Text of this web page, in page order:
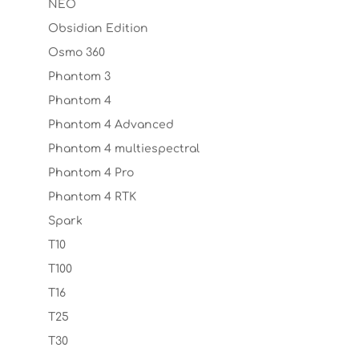
NEO
Obsidian Edition
Osmo 360
Phantom 3
Phantom 4
Phantom 4 Advanced
Phantom 4 multiespectral
Phantom 4 Pro
Phantom 4 RTK
Spark
T10
T100
T16
T25
T30